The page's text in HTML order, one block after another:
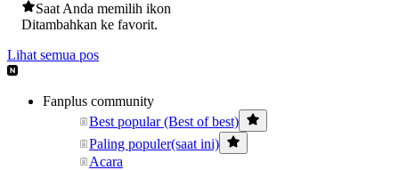
Saat Anda memilih ikon
Ditambahkan ke favorit.
Lihat semua pos
Fanplus community
Best popular (Best of best)
Paling populer(saat ini)
Acara